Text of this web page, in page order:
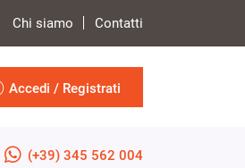
Chi siamo Contatti
Accedi / Registrati
(+39) 345 562 004